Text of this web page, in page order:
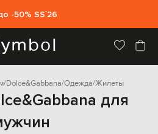
-50% SS`26
Dolce&Gabbana Одежда Жилеты
для